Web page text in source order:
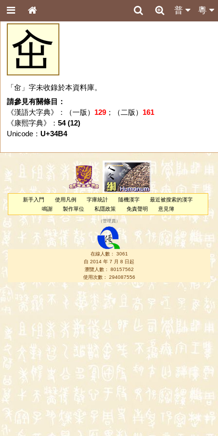
粵
普
㒴
「㒴」字未收錄於本資料庫。
請參見有關條目：
《漢語大字典》：（一版） 129；（二版） 161
《康熙字典》： 54 (12)
Unicode： U+34B4
新手入門 使用凡例 字庫統計 隨機漢字
最近被搜索的漢字
鳴謝
製作單位 私隱政策 免責聲明 意見簿
（管理員 ）
在線人數： 3061
自 2014 年 7 月 8 日起
瀏覽人數： 80157562
使用次數： 294087556